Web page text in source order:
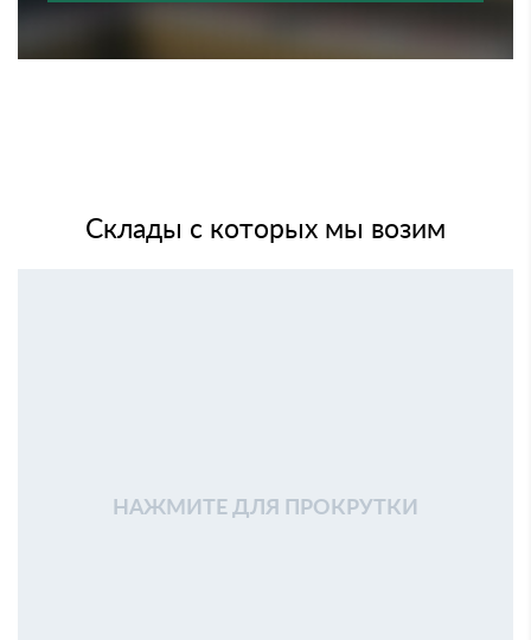
Склады с которых мы возим
НАЖМИТЕ ДЛЯ ПРОКРУТКИ